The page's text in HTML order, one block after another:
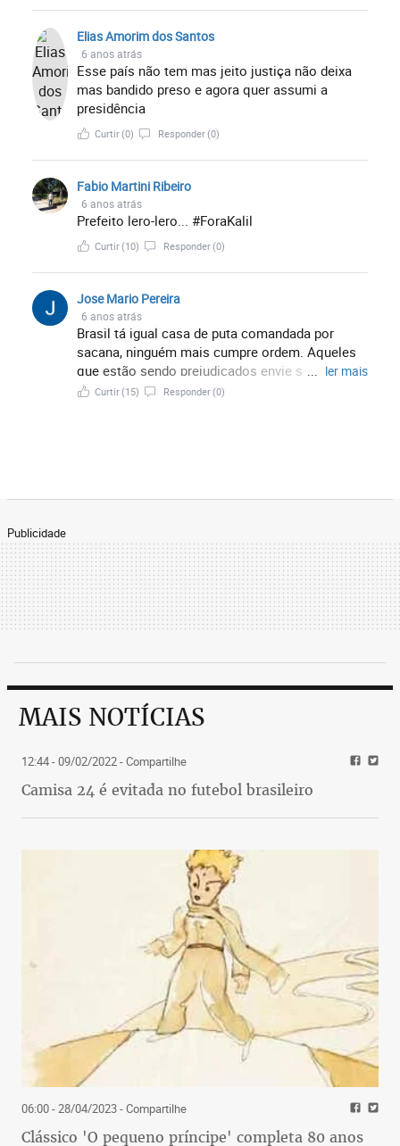
Elias Amorim dos Santos
6 anos atrás
Esse país não tem mas jeito justiça não deixa
mas bandido preso e agora quer assumi a
presidência
Curtir(0) Responder(0)
Fabio Martini Ribeiro
6 anos atrás
Prefeito lero-lero... #ForaKalil
Curtir(10) Responder(0)
Jose Mario Pereira
6 anos atrás
Brasil tá igual casa de puta comandada por
sacana, ninguém mais cumpre ordem. Aqueles
que estão sendo prejudicados envie seus
boletos para a prefeitura de BH, o Kalil vai pagar.
ler mais
Curtir(15) Responder(0)
Publicidade
MAIS NOTÍCIAS
12:44 - 09/02/2022- Compartilhe
Camisa 24 é evitada no futebol brasileiro
06:00 - 28/04/2023- Compartilhe
Clássico 'O pequeno príncipe' completa 80 anos